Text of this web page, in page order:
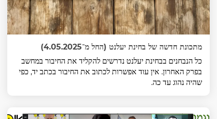
מתכונת חדשה של בחינת יעלנט (החל מ־4.05.2025)
כל הנבחנים בבחינת יעלנט נדרשים להקליד את החיבור במחשב
בפרק האחרון. אין עוד אפשרות לכתוב את החיבור בכתב יד, כפי
שהיה נהוג עד כה.